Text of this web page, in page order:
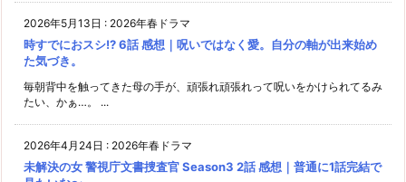
2026年5月13日 : 2026年春ドラマ
時すでにおスシ!? 6話 感想｜呪いではなく愛。自分の軸が出来始め
た気づき。
毎朝背中を触ってきた母の手が、頑張れ頑張れって呪いをかけられてるみ
たい、かぁ…。 ...
2026年4月24日 : 2026年春ドラマ
未解決の女 警視庁文書捜査官 Season3 2話 感想｜普通に1話完結で